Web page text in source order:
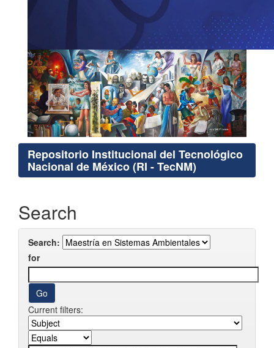
Repositorio Institucional del Tecnológico
Nacional de México (RI - TecNM)
Search
Search:
for
Current filters: